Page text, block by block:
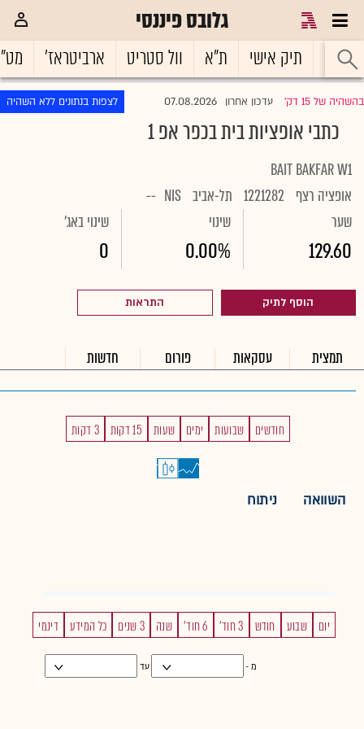
גלובס פיננסי
ראשי תיק אישי ת"א וול סטריט ארביטראז'
בהשהיה של 15 דק' עדכון אחרון 07.08.2026 לצפות בנתונים ללא השהיה
כתבי אופציות בית בכפר אפ 1
BAIT BAKFAR W1
אופציה רצף 1221282 תל-אביב NIS
--
שער
129.60
שינוי
0.00%
שינוי באג'
0
הוסף לתיק התראות
תמצית עסקאות פורום חדשות
חודשים שבועות ימים שעות 15 דקות 3 דקות
השוואה ניתוח
יום שבוע חודש 3 חוד' 6 חוד' שנה 3 שנים כל המידע דינמי
מ - עד